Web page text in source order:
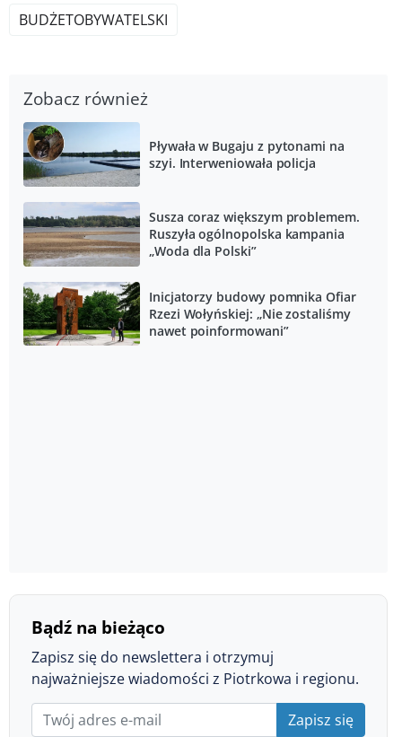
BUDŻETOBYWATELSKI
Zobacz również
Pływała w Bugaju z pytonami na
szyi. Interweniowała policja
Susza coraz większym problemem.
Ruszyła ogólnopolska kampania
„Woda dla Polski”
Inicjatorzy budowy pomnika Ofiar
Rzezi Wołyńskiej: „Nie zostaliśmy
nawet poinformowani”
Bądź na bieżąco
Zapisz się do newslettera i otrzymuj
najważniejsze wiadomości z Piotrkowa i regionu.
Zapisz się